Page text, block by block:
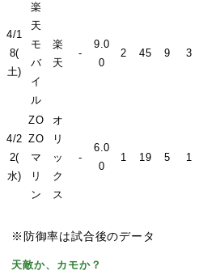
4/1
8(
土)
楽
天
モ
バ
イ
ル
楽
天
-
9.0
0
2 45 9 3
4/2
2(
水)
ZO
ZO
マ
リ
ン
オ
リ
ッ
ク
ス
-
6.0
0
1 19 5 1
※防御率は試合後のデータ
天敵か、カモか？